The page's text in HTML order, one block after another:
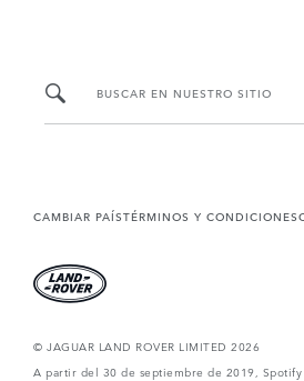
BUSCAR EN NUESTRO SITIO
CAMBIAR PAÍSTÉRMINOS Y CONDICIONES
© JAGUAR LAND ROVER LIMITED 2026
A partir del 30 de septiembre de 2019,